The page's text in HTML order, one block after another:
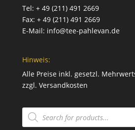
Tel: + 49 (211) 491 2669
Fax: + 49 (211) 491 2669
E-Mail: info@tee-pahlevan.de
Hinweis:
Alle Preise inkl. gesetzl.
zzgl. Versandkosten
Products
search